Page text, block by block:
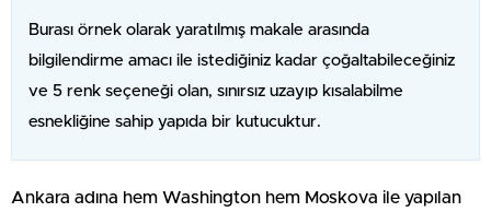
Burası örnek olarak yaratılmış makale arasında
bilgilendirme amacı ile istediğiniz kadar çoğaltabileceğiniz
ve 5 renk seçeneği olan, sınırsız uzayıp kısalabilme
esnekliğine sahip yapıda bir kutucuktur.
Ankara adına hem Washington hem Moskova ile yapılan